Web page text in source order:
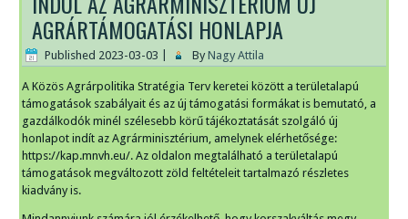
AGRÁRTÁMOGATÁSI HONLAPJA
Published 2023-03-03 By Nagy Attila
A Közös Agrárpolitika Stratégia Terv keretei között a területalapú
támogatások szabályait és az új támogatási formákat is bemutató, a
gazdálkodók minél szélesebb körű tájékoztatását szolgáló új
honlapot indít az Agrárminisztérium, amelynek elérhetősége:
https://kap.mnvh.eu/. Az oldalon megtalálható a területalapú
támogatások megváltozott zöld feltételeit tartalmazó részletes
kiadvány is.